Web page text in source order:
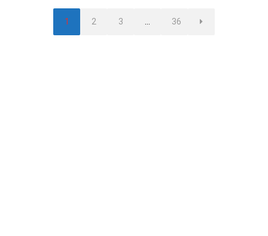
Sayfa
1 Sayfa
2 Sayfa
3 Sayfa
36